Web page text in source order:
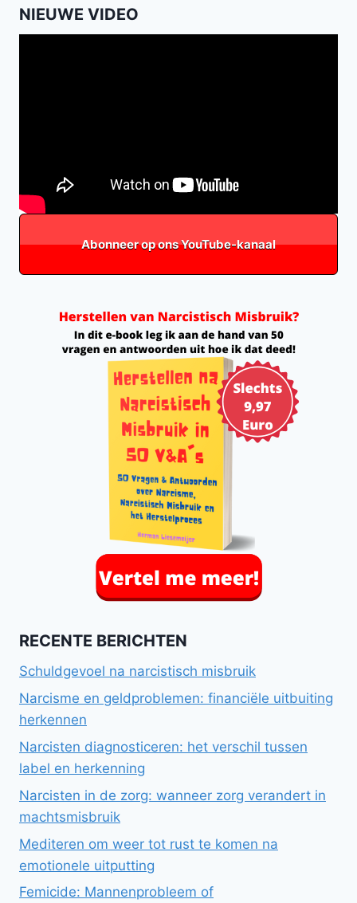
NIEUWE VIDEO
Abonneer op ons YouTube-kanaal
RECENTE BERICHTEN
Schuldgevoel na narcistisch misbruik
Narcisme en geldproblemen: financiële uitbuiting
herkennen
Narcisten diagnosticeren: het verschil tussen
label en herkenning
Narcisten in de zorg: wanneer zorg verandert in
machtsmisbruik
Mediteren om weer tot rust te komen na
emotionele uitputting
Femicide: Mannenprobleem of